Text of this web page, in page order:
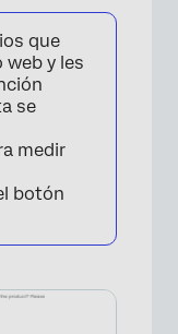
que
web y les
se
medir
botón